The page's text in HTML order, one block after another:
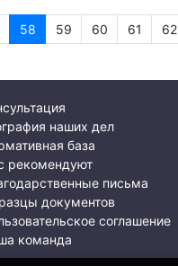
58 59 60 61 62
наших дел
база
рекомендуют
письма
документов
соглашение
команда